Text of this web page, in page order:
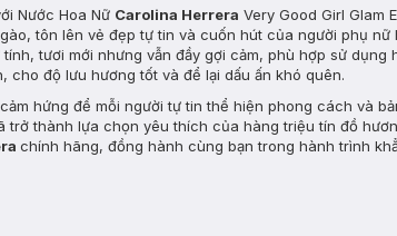
Nước Hoa Nữ Carolina Herrera Very Good Girl Glam
tôn lên vẻ đẹp tự tin và cuốn hút của người phụ nữ
tươi mới nhưng vẫn đầy gợi cảm, phù hợp sử dụng
độ lưu hương tốt và để lại dấu ấn khó quên.
hứng để mỗi người tự tin thể hiện phong cách và
trở thành lựa chọn yêu thích của hàng triệu tín đồ
chính hãng, đồng hành cùng bạn trong hành trình